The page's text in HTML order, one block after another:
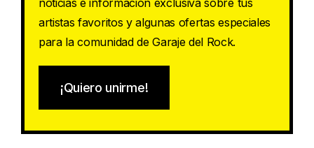
artistas favoritos y algunas ofertas especiales
para la comunidad de Garaje del Rock.
¡Quiero unirme!